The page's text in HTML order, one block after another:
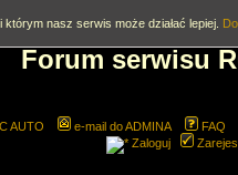
Forum serwisu
AUTO e-mail do ADMINA FAQ
Zaloguj
nasz serwis może działać lepiej.